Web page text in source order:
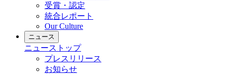
受賞・認定
統合レポート
Our Culture
ニュース
ニュース トップ
プレスリリース
お知らせ